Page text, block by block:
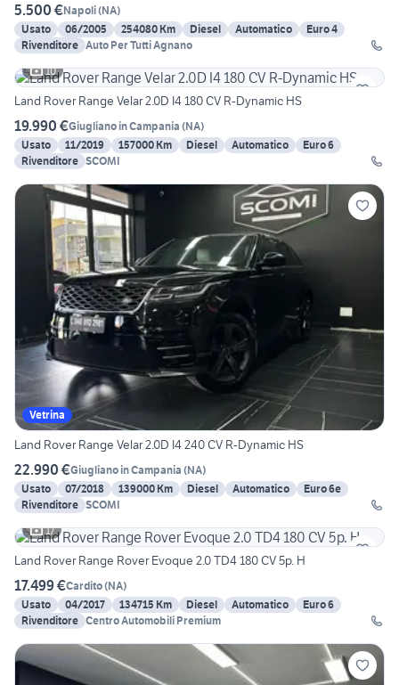
5.500 €Napoli(NA)
Usato
06/2005 254080 Km Diesel Automatico
Euro 4
Rivenditore Auto Per Tutti Agnano
10
Land Rover Range Velar 2.0D I4 180 CV R-Dynamic HS
19.990 €Giugliano in Campania (NA)
Usato
11/2019 157000 Km Diesel Automatico
Euro 6
Rivenditore SCOMI
Vetrina
Land Rover Range Velar 2.0D I4 240 CV R-Dynamic HS
22.990 €Giugliano in Campania (NA)
Usato
07/2018 139000 Km Diesel Automatico
Euro 6e
Rivenditore SCOMI
17
Land Rover Range Rover Evoque 2.0 TD4 180 CV 5p. H
17.499 €Cardito(NA)
Usato
04/2017 134715 Km Diesel Automatico
Euro 6
Rivenditore Centro Automobili Premium